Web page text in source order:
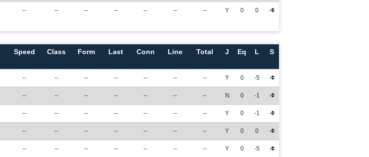
-- -- -- -- -- -- -- Y 0 0 -
Speed Class Form Last Conn Line Total J Eq L S
-- -- -- -- -- -- -- Y 0 -5 -
-- -- -- -- -- -- -- N 0 -1 -
-- -- -- -- -- -- -- Y 0 -1 -
-- -- -- -- -- -- -- Y 0 0 -
-- -- -- -- -- -- -- Y 0 -5 -